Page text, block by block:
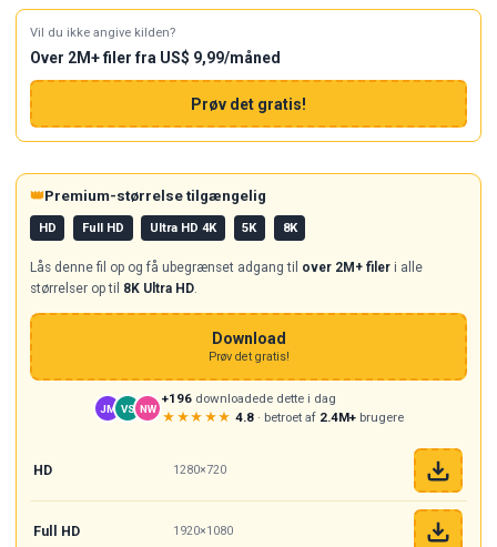
Vil du ikke angive kilden?
Over 2M+ filer fra US$ 9,99/måned
Prøv det gratis!
👑Premium-størrelse tilgængelig
HD Full HD Ultra HD 4K 5K 8K
Lås denne fil op og få ubegrænset adgang til over 2M+ fileri alle
størrelser op til 8K Ultra HD.
Download
Prøv det gratis!
JM VS NW
+196 downloadede dette i dag
★★★★★ 4.8· betroet af 2.4M+brugere
HD 1280×720
Full HD 1920×1080